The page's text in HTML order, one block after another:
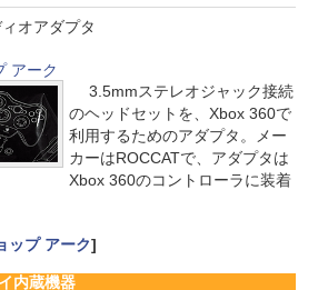
オアダプタ
アーク
3.5mmステレオジャック接続
のヘッドセットを、Xbox 360で
利用するためのアダプタ。メー
カーはROCCATで、アダプタは
Xbox 360のコントローラに装着
ップ アーク]
内蔵機器